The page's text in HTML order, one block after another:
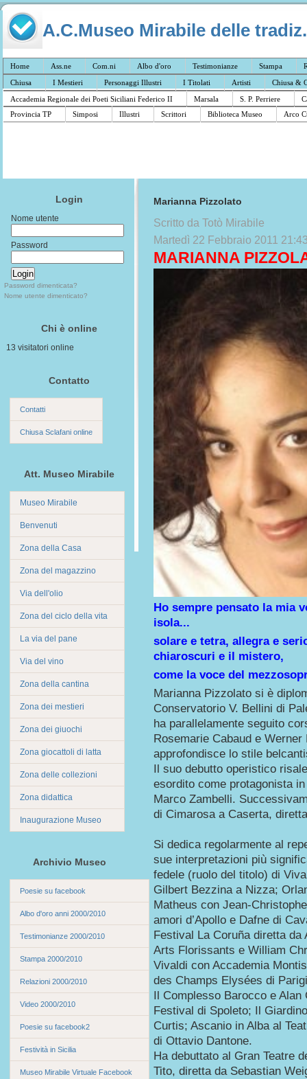
A.C.Museo Mirabile delle
Home Ass.ne Com.ni Albo d'oro Testimonianze Stampa
Chiusa
I Mestieri Personaggi Illustri I Titolati Artisti
Chiusa &
Accademia Regionale dei Poeti Siciliani Federico II
Marsala S. P. Perriere
Provincia TP
Simposi Illustri Scrittori Biblioteca Museo Arco
Login
Nome utente
Password
Password dimenticata?
Nome utente dimenticato?
Chi è online
13 visitatori online
Contatto
Contatti
Chiusa Sclafani online
Att. Museo Mirabile
Museo Mirabile
Benvenuti
Zona della Casa
Zona del magazzino
Via dell'olio
Zona del ciclo della vita
La via del pane
Via del vino
Zona della cantina
Zona dei mestieri
Zona dei giuochi
Zona giocattoli di latta
Zona delle collezioni
Zona didattica
Inaugurazione Museo
Archivio Museo
Poesie su facebook
Albo d'oro anni 2000/2010
Testimonianze 2000/2010
Stampa 2000/2010
Relazioni 2000/2010
Video 2000/2010
Poesie su facebook2
Festività in Sicilia
Museo Mirabile Virtuale Facebook
Marianna Pizzolato
Scritto da Totò Mirabile
Martedì 22 Febbraio 2011
MARIANNA
Ho sempre pensato la mia
isola...
solare e tetra, allegra e
chiaroscuri e il mistero,
come la voce del
Marianna Pizzolato si è
Conservatorio V. Bellini di
ha parallelamente seguito
Rosemarie Cabaud e
approfondisce lo stile
Il suo debutto operistico
esordito come protagonista
Marco Zambelli.
di Cimarosa a Caserta,
Si dedica regolarmente al
sue interpretazioni più
fedele (ruolo del titolo) di
Gilbert Bezzina a Nizza;
Matheus con Jean-
amori d’Apollo e Dafne di
Festival La Coruña diretta da
Arts Florissants e William
Vivaldi con Accademia
des Champs Elysées di
Il Complesso Barocco e
Festival di Spoleto; Il
Curtis; Ascanio in Alba al
di Ottavio Dantone.
Ha debuttato al Gran Teatre
Tito, diretta da Sebastian